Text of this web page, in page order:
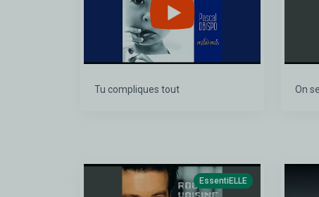
Tu compliques tout On
EssentiELLE